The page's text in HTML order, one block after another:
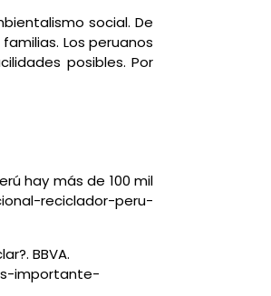
social. De
Los peruanos
posibles. Por
hay más de 100 mil
reciclador-peru-
BBVA.
importante-